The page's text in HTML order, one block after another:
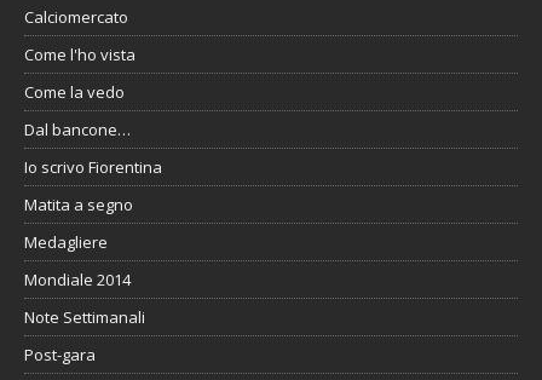
Calciomercato
Come l'ho vista
Come la vedo
Dal bancone…
Io scrivo Fiorentina
Matita a segno
Medagliere
Mondiale 2014
Note Settimanali
Post-gara